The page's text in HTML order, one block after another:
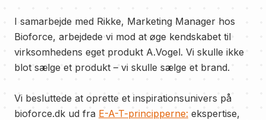
I samarbejde med Rikke, Marketing Manager hos
Bioforce, arbejdede vi mod at øge kendskabet til
virksomhedens eget produkt A.Vogel. Vi skulle ikke
blot sælge et produkt – vi skulle sælge et brand.
Vi besluttede at oprette et inspirationsunivers på
bioforce.dk ud fra E-A-T-principperne: ekspertise,